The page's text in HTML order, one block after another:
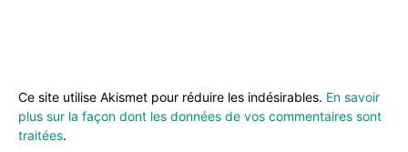
Ce site utilise Akismet pour réduire les indésirables. En savoir
plus sur la façon dont les données de vos commentaires sont
traitées.